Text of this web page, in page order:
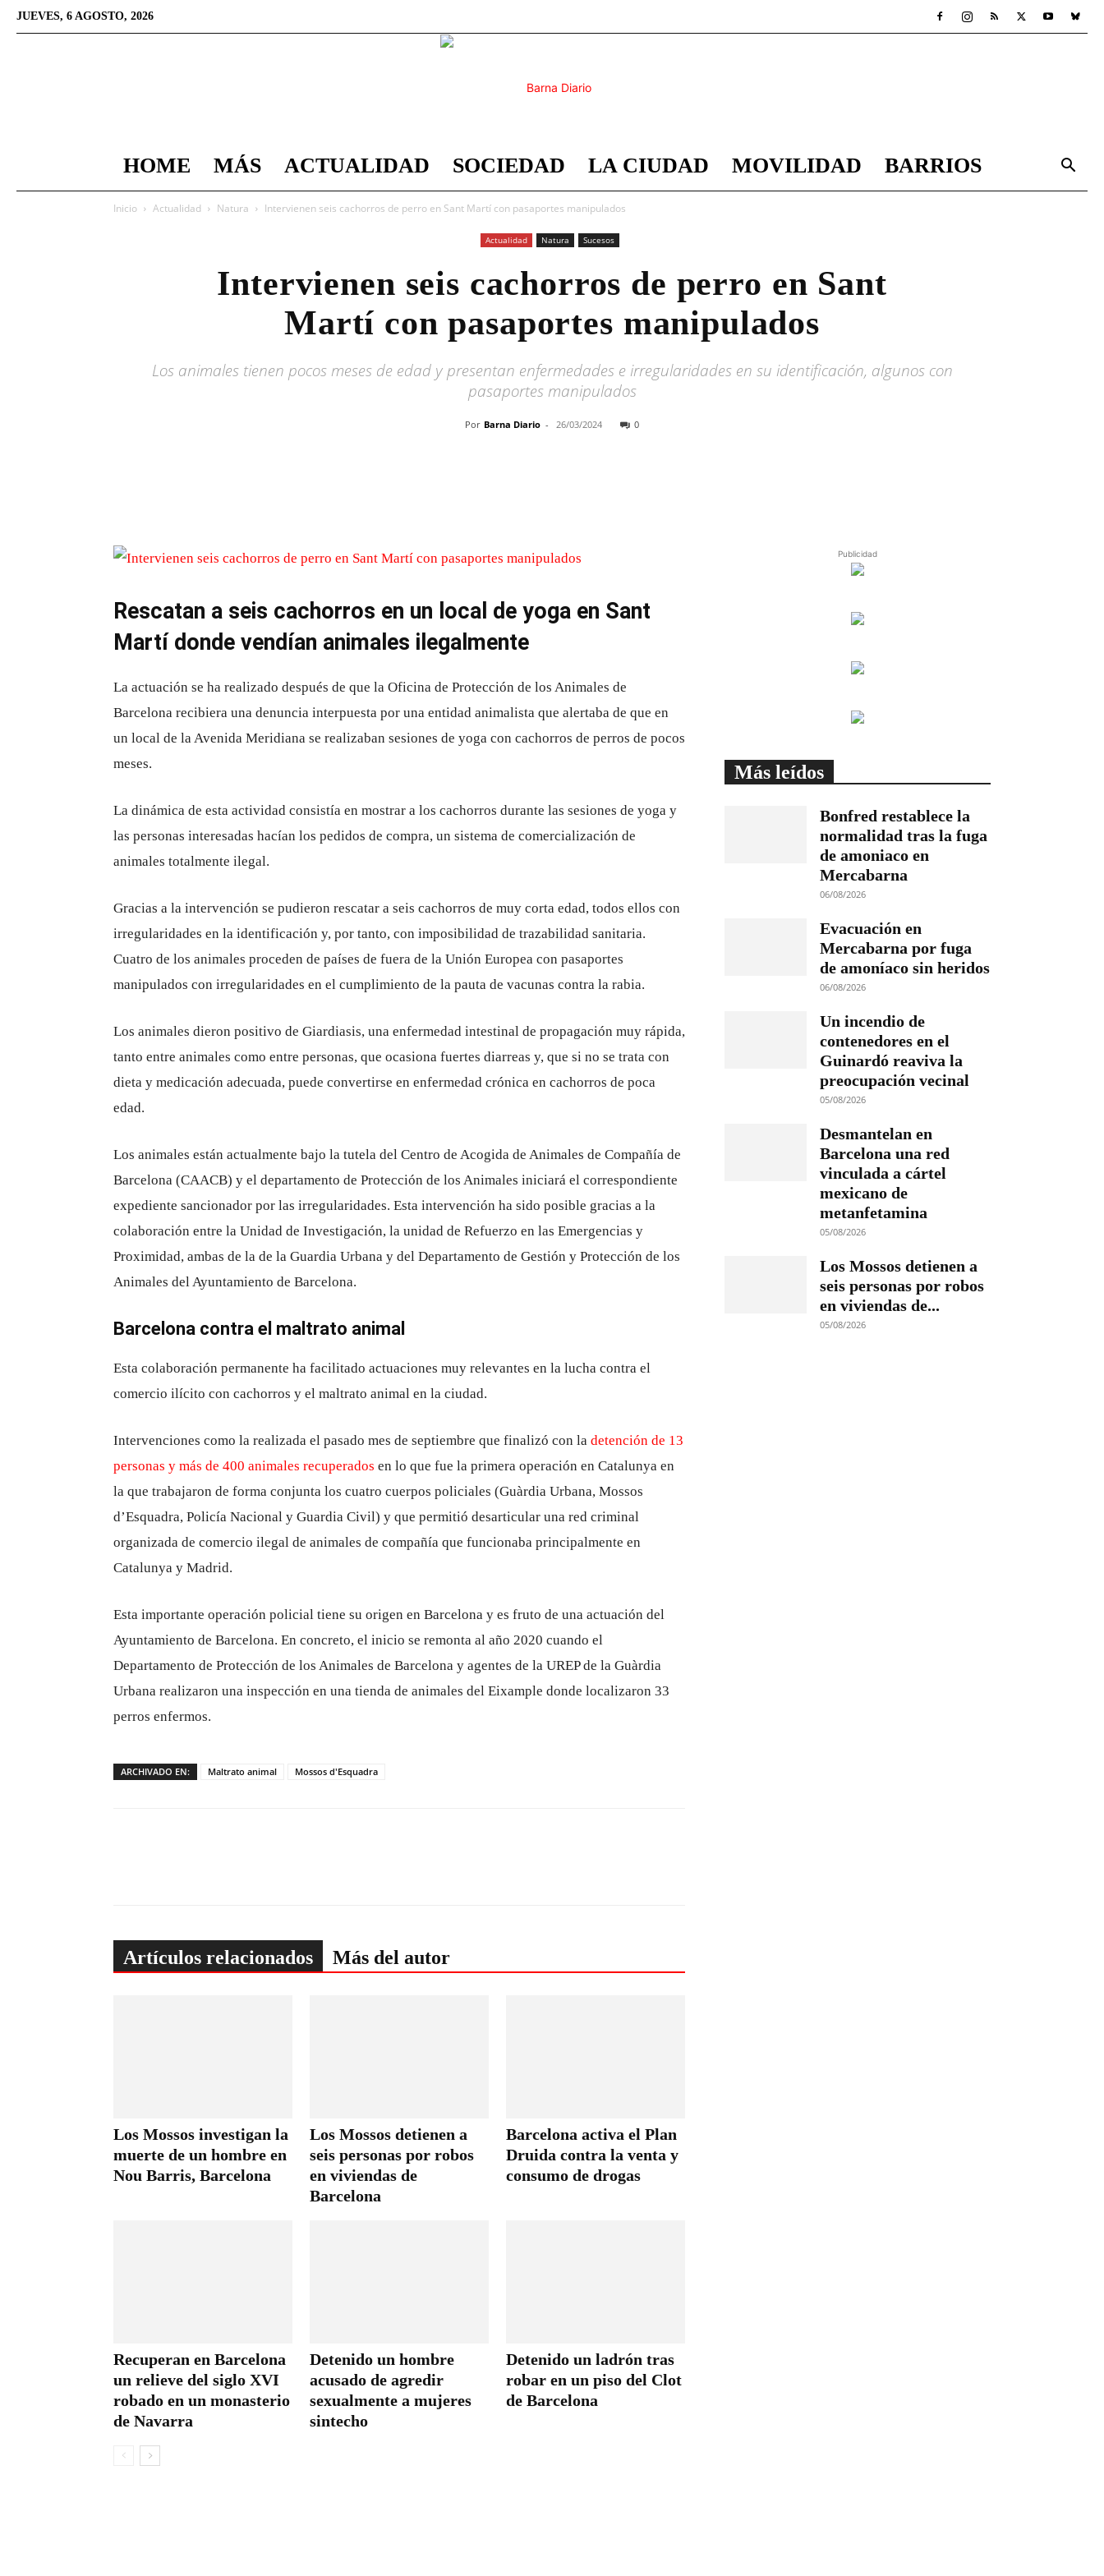
JUEVES, 6 AGOSTO, 2026
Barna
HOME MÁS ACTUALIDAD SOCIEDAD LA CIUDAD MOVILIDAD BARRIOS
Inicio Actualidad Natura Intervienen seis cachorros de perro en Sant Martí con pasaportes manipulados
Actualidad Natura Sucesos
Intervienen seis cachorros de perro en Sant
Martí con pasaportes manipulados
Los animales tienen pocos meses de edad y presentan enfermedades e irregularidades en su identificación, algunos con
pasaportes manipulados
Por Barna Diario - 26/03/2024 0
Rescatan a seis cachorros en un local de yoga en Sant
Martí donde vendían animales ilegalmente
La actuación se ha realizado después de que la Oficina de Protección de los Animales de
Barcelona recibiera una denuncia interpuesta por una entidad animalista que alertaba de que en
un local de la Avenida Meridiana se realizaban sesiones de yoga con cachorros de perros de pocos
meses.
La dinámica de esta actividad consistía en mostrar a los cachorros durante las sesiones de yoga y
las personas interesadas hacían los pedidos de compra, un sistema de comercialización de
animales totalmente ilegal.
Gracias a la intervención se pudieron rescatar a seis cachorros de muy corta edad, todos ellos con
irregularidades en la identificación y, por tanto, con imposibilidad de trazabilidad sanitaria.
Cuatro de los animales proceden de países de fuera de la Unión Europea con pasaportes
manipulados con irregularidades en el cumplimiento de la pauta de vacunas contra la rabia.
Los animales dieron positivo de Giardiasis, una enfermedad intestinal de propagación muy rápida,
tanto entre animales como entre personas, que ocasiona fuertes diarreas y, que si no se trata con
dieta y medicación adecuada, puede convertirse en enfermedad crónica en cachorros de poca
edad.
Los animales están actualmente bajo la tutela del Centro de Acogida de Animales de Compañía de
Barcelona (CAACB) y el departamento de Protección de los Animales iniciará el correspondiente
expediente sancionador por las irregularidades. Esta intervención ha sido posible gracias a la
colaboración entre la Unidad de Investigación, la unidad de Refuerzo en las Emergencias y
Proximidad, ambas de la de la Guardia Urbana y del Departamento de Gestión y Protección de los
Animales del Ayuntamiento de Barcelona.
Barcelona contra el maltrato animal
Esta colaboración permanente ha facilitado actuaciones muy relevantes en la lucha contra el
comercio ilícito con cachorros y el maltrato animal en la ciudad.
Intervenciones como la realizada el pasado mes de septiembre que finalizó con la detención de 13
personas y más de 400 animales recuperados en lo que fue la primera operación en Catalunya en
la que trabajaron de forma conjunta los cuatro cuerpos policiales (Guàrdia Urbana, Mossos
d’Esquadra, Policía Nacional y Guardia Civil) y que permitió desarticular una red criminal
organizada de comercio ilegal de animales de compañía que funcionaba principalmente en
Catalunya y Madrid.
Esta importante operación policial tiene su origen en Barcelona y es fruto de una actuación del
Ayuntamiento de Barcelona. En concreto, el inicio se remonta al año 2020 cuando el
Departamento de Protección de los Animales de Barcelona y agentes de la UREP de la Guàrdia
Urbana realizaron una inspección en una tienda de animales del Eixample donde localizaron 33
perros enfermos.
ARCHIVADO EN: Maltrato animal Mossos d'Esquadra
Artículos relacionados Más del autor
Los Mossos investigan la
muerte de un hombre en
Nou Barris, Barcelona
Los Mossos detienen a
seis personas por robos
en viviendas de
Barcelona
Barcelona activa el Plan
Druida contra la venta y
consumo de drogas
Recuperan en Barcelona
un relieve del siglo XVI
robado en un monasterio
de Navarra
Detenido un hombre
acusado de agredir
sexualmente a mujeres
sintecho
Detenido un ladrón tras
robar en un piso del Clot
de Barcelona
Publicidad
Más leídos
Bonfred restablece la
normalidad tras la fuga
de amoniaco en
Mercabarna
06/08/2026
Evacuación en
Mercabarna por fuga
de amoníaco sin heridos
06/08/2026
Un incendio de
contenedores en el
Guinardó reaviva la
preocupación vecinal
05/08/2026
Desmantelan en
Barcelona una red
vinculada a cártel
mexicano de
metanfetamina
05/08/2026
Los Mossos detienen a
seis personas por robos
en viviendas de...
05/08/2026